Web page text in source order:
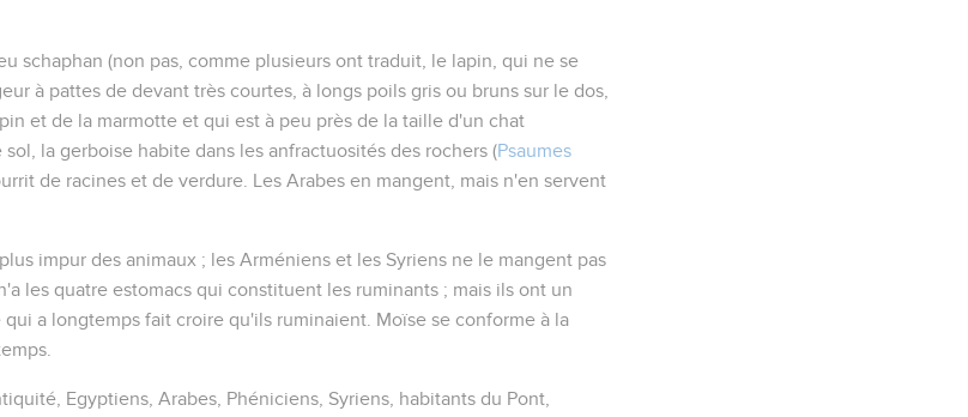
schaphan (non pas, comme plusieurs ont traduit, le lapin, qui ne se
à pattes de devant très courtes, à longs poils gris ou bruns sur le dos,
et de la marmotte et qui est à peu près de la taille d'un chat
la gerboise habite dans les anfractuosités des rochers (Psaumes
de racines et de verdure. Les Arabes en mangent, mais n'en servent
impur des animaux ; les Arméniens et les Syriens ne le mangent pas
les quatre estomacs qui constituent les ruminants ; mais ils ont un
a longtemps fait croire qu'ils ruminaient. Moïse se conforme à la
Egyptiens, Arabes, Phéniciens, Syriens, habitants du Pont,